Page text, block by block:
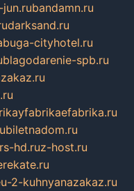
bandamn.ru
darksand.ru
cityhotel.ru
blagodarenie-spb.ru
biletnadom.ru
hd.ruz-host.ru
2-kuhnyanazakaz.ru